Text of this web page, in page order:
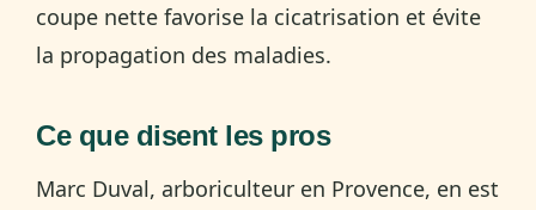
coupe nette favorise la cicatrisation et évite
la propagation des maladies.
Ce que disent les pros
Marc Duval, arboriculteur en Provence, en est